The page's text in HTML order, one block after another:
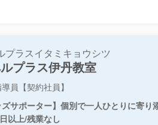
プラスイタミキョウシツ
プラス伊丹教室
員【契約社員】
サポーター】個別で一人ひとりに寄
以上/残業なし